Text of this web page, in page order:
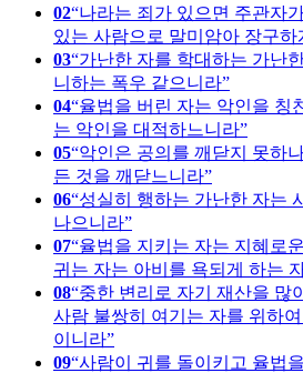
02 나라는 죄가 있으면 주관자
있는 사람으로 말미암아 장구하
03 가난한 자를 학대하는 가난
니하는 폭우 같으니라
04 율법을 버린 자는 악인을 칭
는 악인을 대적하느니라
05 악인은 공의를 깨닫지 못하
든 것을 깨닫느니라
06 성실히 행하는 가난한 자는
나으니라
07 율법을 지키는 자는 지혜로
귀는 자는 아비를 욕되게 하는
08 중한 변리로 자기 재산을 많
사람 불쌍히 여기는 자를 위하
이니라
09 사람이 귀를 돌이키고 율법